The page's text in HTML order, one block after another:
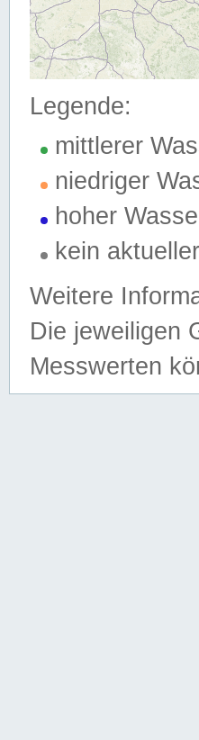
Legende:
mittlerer
niedriger
hoher
kein
Weitere
Die jeweiligen
Messwerten